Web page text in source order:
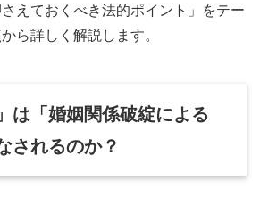
えておくべき法的ポイント」をテー
ら詳しく解説します。
は「婚姻関係破綻による
されるのか？